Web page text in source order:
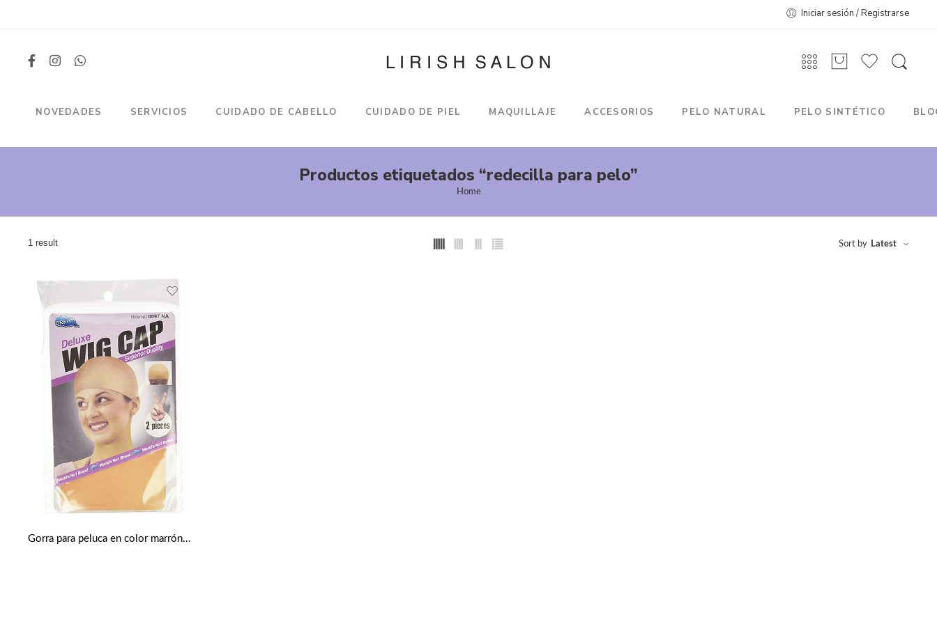
Iniciar sesión / Registrarse
NOVEDADES SERVICIOS CUIDADO DE CABELLO CUIDADO DE PIEL MAQUILLAJE ACCESORIOS PELO NATURAL PELO SINTÉTICO
Productos etiquetados “redecilla para pelo”
Home
1 result Sort by Latest
Gorra para peluca en color marrón claro